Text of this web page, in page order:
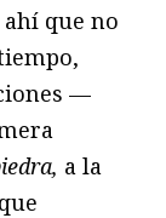
ahí que no
—
a la